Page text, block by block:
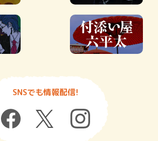
SNSでも情報配信!